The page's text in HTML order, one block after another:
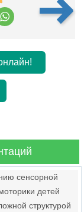
сенсорной
детей
структурой